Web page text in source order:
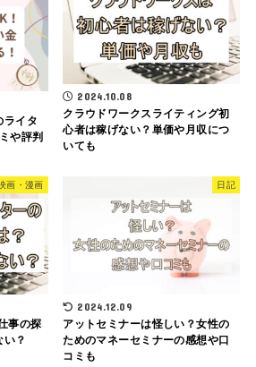
ライタ
や評判
2024.10.08
クラウドワークスライティング初
心者は稼げない？単価や月収につ
いても
画・漫画
事の探
い？
日記
2024.12.09
アットセミナーは怪しい？女性の
ためのマネーセミナーの感想や口
コミも